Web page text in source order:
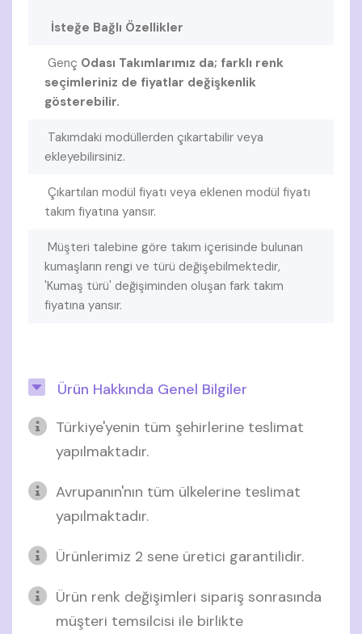
İsteğe Bağlı Özellikler
Genç Odası Takımlarımız da; farklı renk
seçimleriniz de fiyatlar değişkenlik
gösterebilir.
Takımdaki modüllerden çıkartabilir veya
ekleyebilirsiniz.
Çıkartılan modül fiyatı veya eklenen modül fiyatı
takım fiyatına yansır.
Müşteri talebine göre takım içerisinde bulunan
kumaşların rengi ve türü değişebilmektedir,
'Kumaş türü' değişiminden oluşan fark takım
fiyatına yansır.
Ürün Hakkında Genel Bilgiler
Türkiye'yenin tüm şehirlerine teslimat
yapılmaktadır.
Avrupanın'nın tüm ülkelerine teslimat
yapılmaktadır.
Ürünlerimiz 2 sene üretici garantilidir.
Ürün renk değişimleri sipariş sonrasında
müşteri temsilcisi ile birlikte